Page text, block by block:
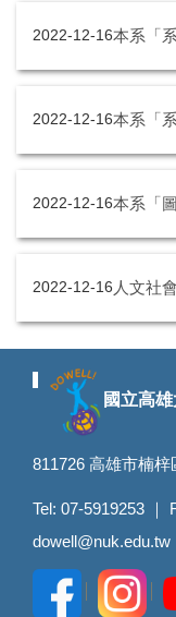
本系「
2022-12-16
本系「
2022-12-16
本系「
2022-12-16
人文社
2022-12-16
國立高
811726 高雄市楠
Tel: 07-5919253 ｜
dowell@nuk.edu.tw